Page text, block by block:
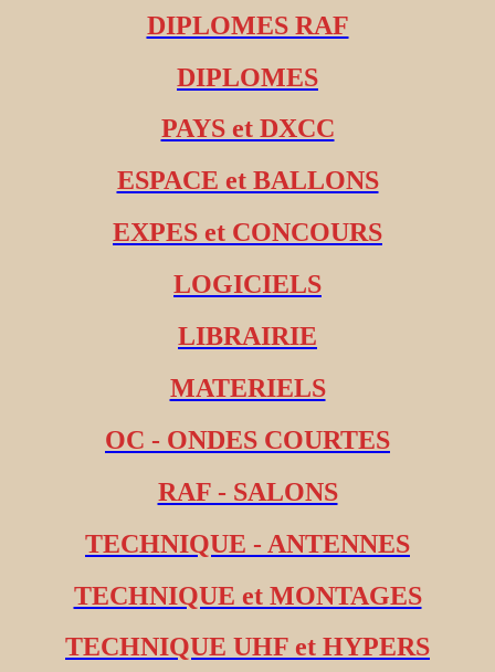
DIPLOMES RAF
DIPLOMES
PAYS et DXCC
ESPACE et BALLONS
EXPES et CONCOURS
LOGICIELS
LIBRAIRIE
MATERIELS
OC - ONDES COURTES
RAF - SALONS
TECHNIQUE - ANTENNES
TECHNIQUE et MONTAGES
TECHNIQUE UHF et HYPERS